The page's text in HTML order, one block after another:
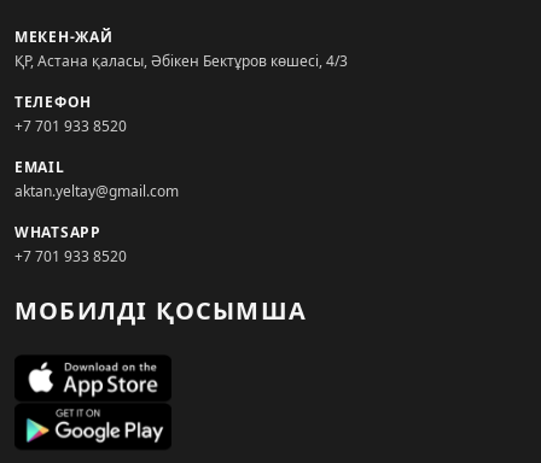
МЕКЕН-ЖАЙ
ҚР, Астана қаласы, Әбікен Бектұров көшесі, 4/3
ТЕЛЕФОН
+7 701 933 8520
EMAIL
aktan.yeltay@gmail.com
WHATSAPP
+7 701 933 8520
МОБИЛДІ ҚОСЫМША